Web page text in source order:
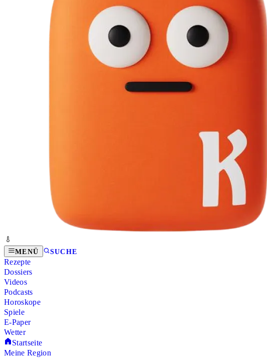
MENÜ SUCHE
Rezepte
Dossiers
Videos
Podcasts
Horoskope
Spiele
E-Paper
Wetter
Startseite
Meine Region